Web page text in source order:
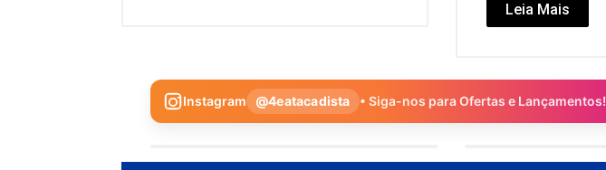
Leia Mais
Instagram @4eatacadista • Siga-nos para Ofertas e Lançamentos!